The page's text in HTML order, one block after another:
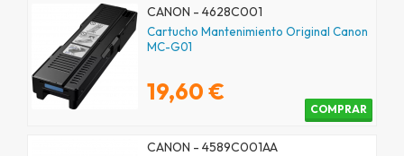
CANON - 4628C001
Cartucho Mantenimiento Original Canon
MC-G01
19,60 €
COMPRAR
CANON - 4589C001AA